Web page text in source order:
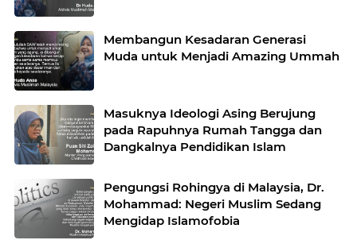
Membangun Kesadaran Generasi
Muda untuk Menjadi Amazing Ummah
Masuknya Ideologi Asing Berujung
pada Rapuhnya Rumah Tangga dan
Dangkalnya Pendidikan Islam
Pengungsi Rohingya di Malaysia, Dr.
Mohammad: Negeri Muslim Sedang
Mengidap Islamofobia